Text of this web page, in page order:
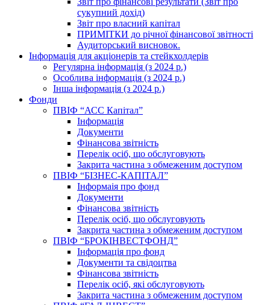
сукупний дохід)
Звіт про власний капітал
ПРИМІТКИ до річної фінансової звітності
Аудиторський висновок.
Інформація для акціонерів та стейкхолдерів
Регулярна інформація (з 2024 р.)
Особлива інформація (з 2024 р.)
Інша інформація (з 2024 р.)
Фонди
ПВІФ “АСС Капітал”
Інформація
Документи
Фінансова звітність
Перелік осіб, що обслуговують
Закрита частина з обмеженим доступом
ПВІФ “БІЗНЕС-КАПІТАЛ”
Інформаія про фонд
Документи
Фінансова звітність
Перелік осіб, що обслуговують
Закрита частина з обмеженим доступом
ПВІФ “БРОКІНВЕСТФОНД”
Інформація про фонд
Документи та свідоцтва
Фінансова звітність
Перелік осіб, які обслуговують
Закрита частина з обмеженим доступом